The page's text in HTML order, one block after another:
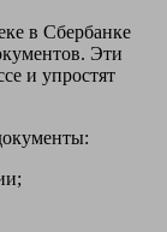
в Сбербанке
Эти
и упростят